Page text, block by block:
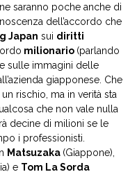
saranno poche anche di
dell’accordo che
Japan sui diritti
milionario (parlando
sulle immagini delle
giapponese. Che
rischio, ma in verità sta
che non vale nulla
decine di milioni se le
i professionisti.
Matsuzaka (Giappone),
e Tom La Sorda